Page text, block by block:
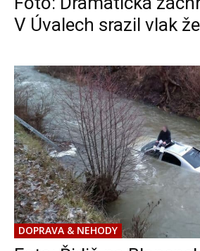
V Úvalech srazil vlak
DOPRAVA & NEHODY